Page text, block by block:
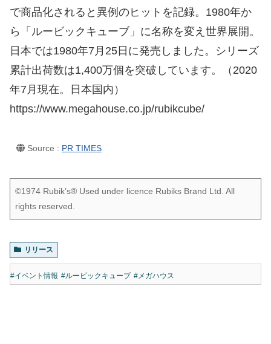
で商品化されると異例のヒットを記録。1980年か
ら「ルービックキューブ」に名称を変え世界展開。
日本では1980年7月25日に発売しました。シリーズ
累計出荷数は1,400万個を突破しています。（2020
年7月現在。日本国内）
https://www.megahouse.co.jp/rubikcube/
Source : PR TIMES
©1974 Rubik’s® Used under licence Rubiks Brand Ltd. All
rights reserved.
リリース
#イベント情報 #ルービックキューブ #メガハウス